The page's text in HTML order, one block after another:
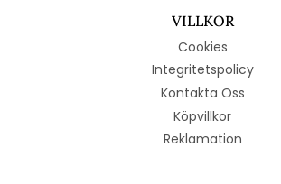
VILLKOR
Cookies
Integritetspolicy
Kontakta Oss
Köpvillkor
Reklamation